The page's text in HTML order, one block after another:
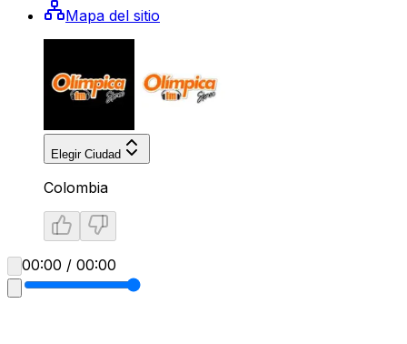
Mapa del sitio
Elegir Ciudad
Colombia
00:00 / 00:00